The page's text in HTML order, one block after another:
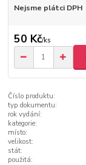
Nejsme plátci DPH
50 Kč/ks
Číslo produktu:
typ dokumentu:
rok vydání:
kategorie:
místo:
velikost:
stát:
použitá: